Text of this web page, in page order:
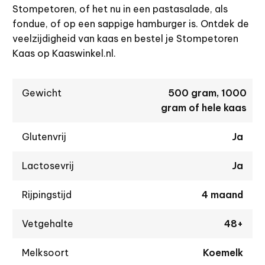
Stompetoren, of het nu in een pastasalade, als
fondue, of op een sappige hamburger is. Ontdek de
veelzijdigheid van kaas en bestel je Stompetoren
Kaas op Kaaswinkel.nl.
Gewicht
500 gram, 1000
gram of hele kaas
Glutenvrij Ja
Lactosevrij Ja
Rijpingstijd 4 maand
Vetgehalte 48+
Melksoort Koemelk